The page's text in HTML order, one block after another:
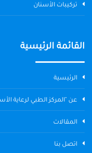
تركيبات الأسنان
القائمة الرئيسية
الرئيسية
عن "المركز الطبي لرعاية
المقالات
اتصل بنا